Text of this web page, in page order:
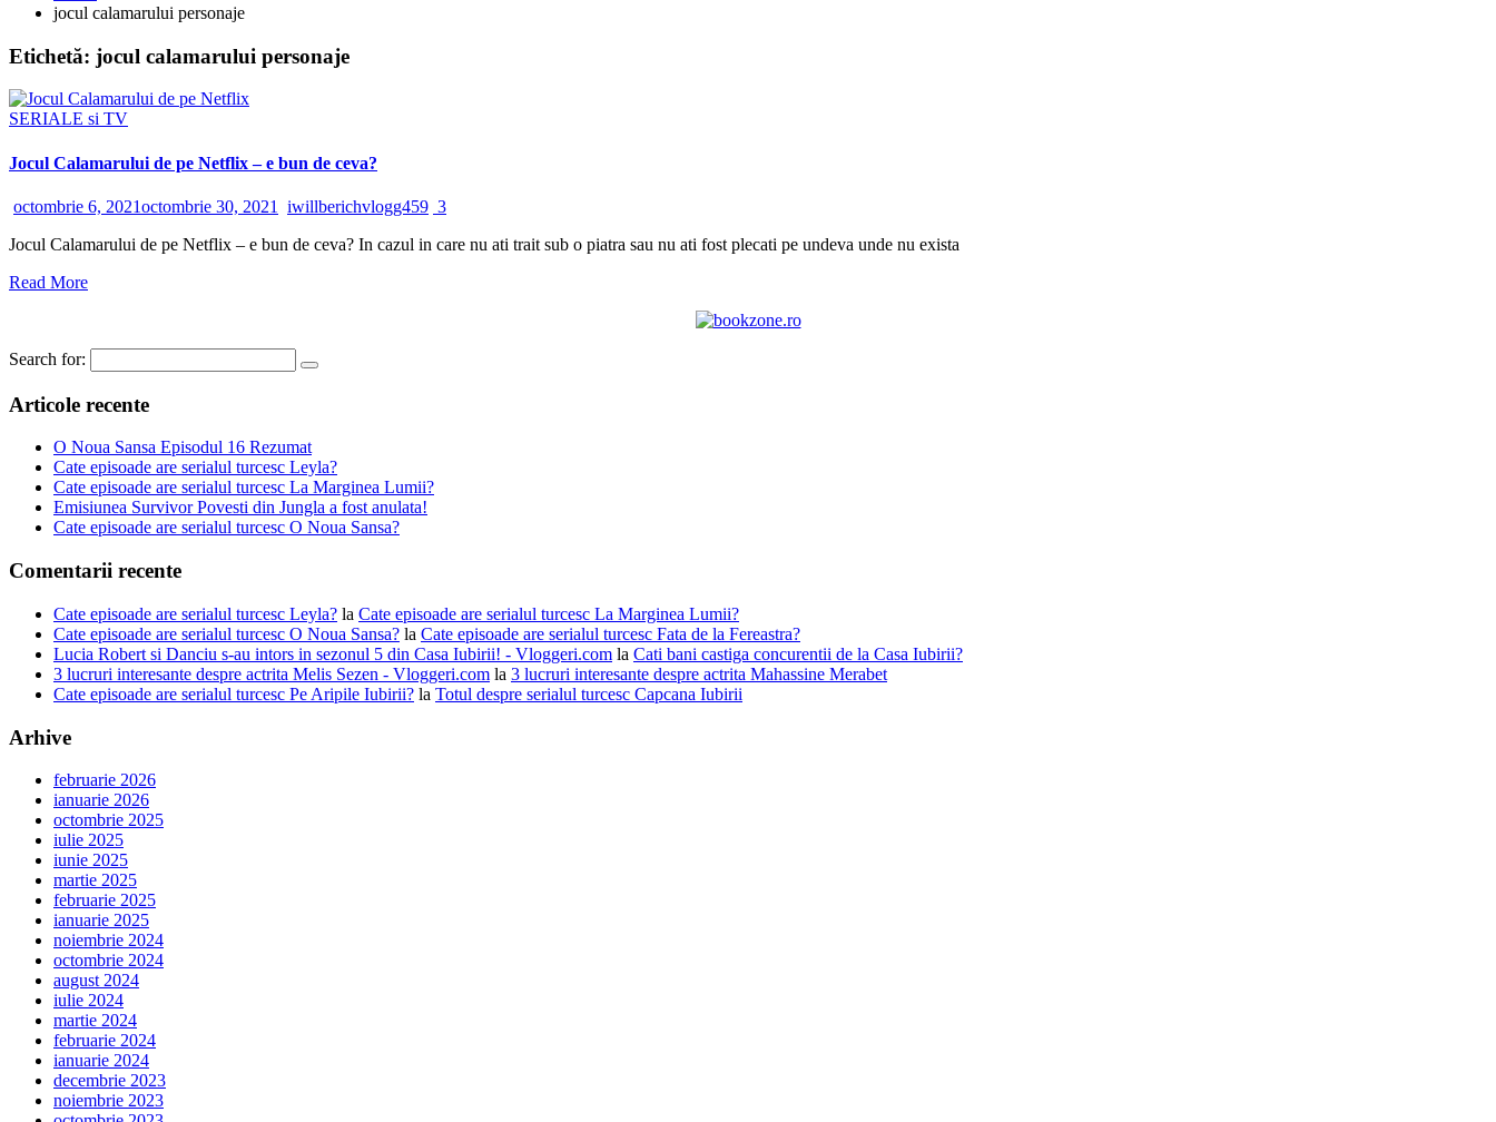
jocul calamarului personaje
Etichetă: jocul calamarului personaje
SERIALE si TV
Jocul Calamarului de pe Netflix – e bun de ceva?
octombrie 6, 2021octombrie 30, 2021 iwillberichvlogg459 3
Jocul Calamarului de pe Netflix – e bun de ceva? In cazul in care nu ati trait sub o piatra sau nu ati fost plecati pe undeva unde nu exista
Read More
Search for:
Articole recente
O Noua Sansa Episodul 16 Rezumat
Cate episoade are serialul turcesc Leyla?
Cate episoade are serialul turcesc La Marginea Lumii?
Emisiunea Survivor Povesti din Jungla a fost anulata!
Cate episoade are serialul turcesc O Noua Sansa?
Comentarii recente
Cate episoade are serialul turcesc Leyla? la Cate episoade are serialul turcesc La Marginea Lumii?
Cate episoade are serialul turcesc O Noua Sansa? la Cate episoade are serialul turcesc Fata de la Fereastra?
Lucia Robert si Danciu s-au intors in sezonul 5 din Casa Iubirii! - Vloggeri.com la Cati bani castiga concurentii de la Casa Iubirii?
3 lucruri interesante despre actrita Melis Sezen - Vloggeri.com la 3 lucruri interesante despre actrita Mahassine Merabet
Cate episoade are serialul turcesc Pe Aripile Iubirii? la Totul despre serialul turcesc Capcana Iubirii
Arhive
februarie 2026
ianuarie 2026
octombrie 2025
iulie 2025
iunie 2025
martie 2025
februarie 2025
ianuarie 2025
noiembrie 2024
octombrie 2024
august 2024
iulie 2024
martie 2024
februarie 2024
ianuarie 2024
decembrie 2023
noiembrie 2023